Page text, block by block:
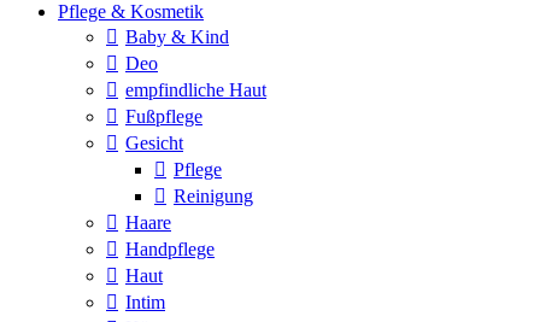
Pflege & Kosmetik
Baby & Kind
Deo
empfindliche Haut
Fußpflege
Gesicht
Pflege
Reinigung
Haare
Handpflege
Haut
Intim